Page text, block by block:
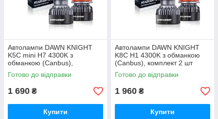
Автолампи DAWN KNIGHT
K5C mini H7 4300K з
обманкою (Canbus),
комплект 2 шт
Готово до відправки
1 690 ₴
Купити
Автолампи DAWN KNIGHT
K8C H1 4300K з обманкою
(Canbus), комплект 2 шт
Готово до відправки
1 960 ₴
Купити